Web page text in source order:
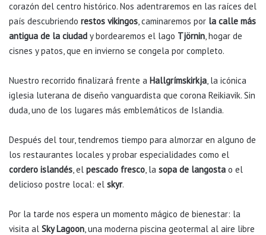
corazón del centro histórico. Nos adentraremos en las raíces del
país descubriendo restos vikingos, caminaremos por la calle más
antigua de la ciudad y bordearemos el lago Tjörnin, hogar de
cisnes y patos, que en invierno se congela por completo.
Nuestro recorrido finalizará frente a Hallgrímskirkja, la icónica
iglesia luterana de diseño vanguardista que corona Reikiavik. Sin
duda, uno de los lugares más emblemáticos de Islandia.
Después del tour, tendremos tiempo para almorzar en alguno de
los restaurantes locales y probar especialidades como el
cordero islandés, el pescado fresco, la sopa de langosta o el
delicioso postre local: el skyr.
Por la tarde nos espera un momento mágico de bienestar: la
visita al Sky Lagoon, una moderna piscina geotermal al aire libre